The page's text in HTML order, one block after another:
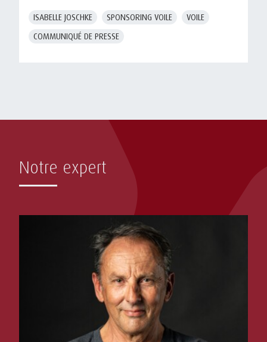
ISABELLE JOSCHKE SPONSORING VOILE
VOILE
COMMUNIQUÉ DE PRESSE
Notre expert